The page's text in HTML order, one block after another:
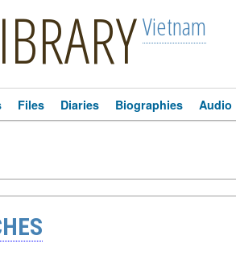
Vietnam
Files Diaries Biographies Audio